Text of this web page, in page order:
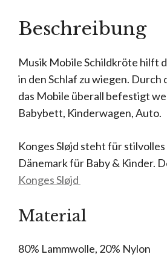
Beschreibung
Musik Mobile Schildkröte hilft
in den Schlaf zu wiegen. Durch
das Mobile überall befestigt
Babybett, Kinderwagen, Auto.
Konges Sløjd steht für stilvolles
Dänemark für Baby & Kinder.
Konges Sløjd
Material
80% Lammwolle, 20% Nylon